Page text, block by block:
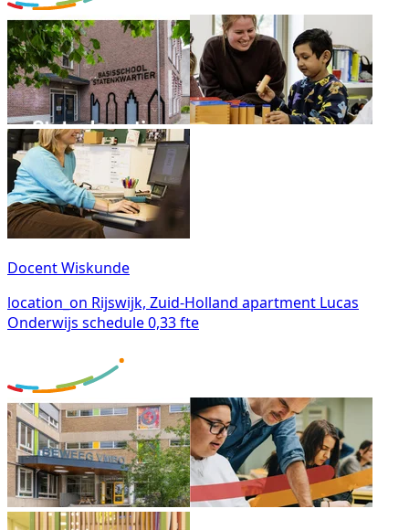
Docent Wiskunde
location_on Rijswijk, Zuid-Holland apartment Lucas
Onderwijs schedule0,33 fte